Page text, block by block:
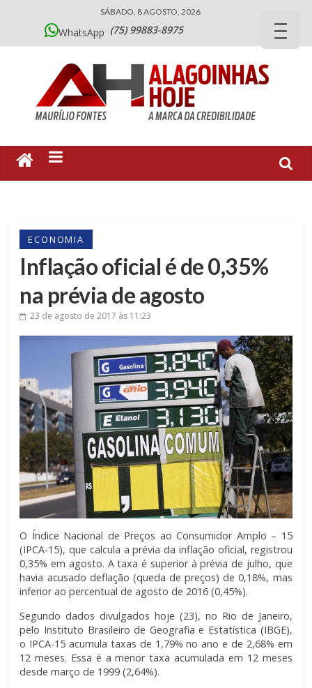
SÁBADO, 8 AGOSTO, 2026
WhatsApp (75) 99883-8975
ECONOMIA
Inflação oficial é de 0,35%
na prévia de agosto
23 de agosto de 2017 às 11:23
O Índice Nacional de Preços ao Consumidor Amplo – 15
(IPCA-15), que calcula a prévia da inflação oficial, registrou
0,35% em agosto. A taxa é superior à prévia de julho, que
havia acusado deflação (queda de preços) de 0,18%, mas
inferior ao percentual de agosto de 2016 (0,45%).
Segundo dados divulgados hoje (23), no Rio de Janeiro,
pelo Instituto Brasileiro de Geografia e Estatística (IBGE),
o IPCA-15 acumula taxas de 1,79% no ano e de 2,68% em
12 meses. Essa é a menor taxa acumulada em 12 meses
desde março de 1999 (2,64%).